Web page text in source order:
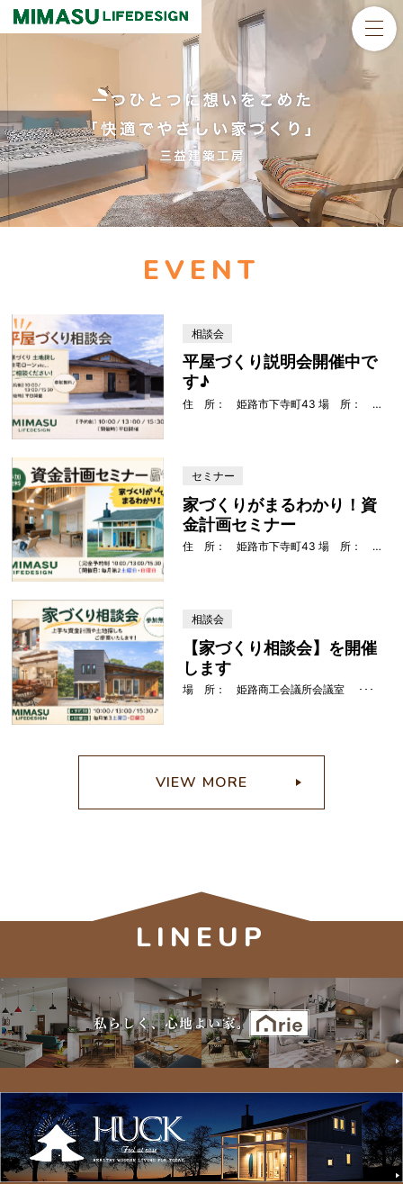
EVENT
相談会
平屋づくり説明会開催中で
す♪
住 所： 姫路市下寺町43 場 所： 姫路商工会議所会議室 ･･･
セミナー
家づくりがまるわかり！資
金計画セミナー
住 所： 姫路市下寺町43 場 所： 姫路商工会議所会議室 ･･･
相談会
【家づくり相談会】を開催
します
場 所： 姫路商工会議所会議室 ･･･
E
N
T
VIEW MORE
LINEUP